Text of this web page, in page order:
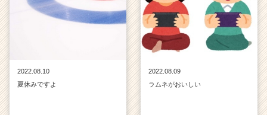
2022.08.10
夏休みですよ
2022.08.09
ラムネがおいしい